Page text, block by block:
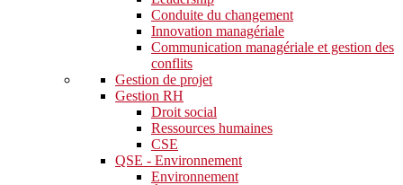
Conduite du changement
Innovation managériale
Communication managériale et gestion des
conflits
Gestion de projet
Gestion RH
Droit social
Ressources humaines
CSE
QSE - Environnement
Environnement